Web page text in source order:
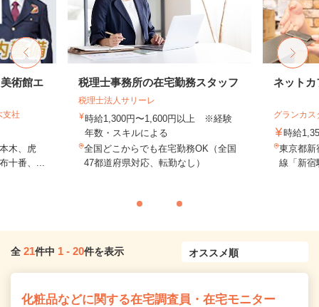
術館エ
社
木、虎
十番、...
税理士事務所の在宅勤務スタッフ
税理士法人サリーレ
時給1,300円〜1,600円以上 ※経験
年数・スキルによる
全国どこからでも在宅勤務OK（全国
47都道府県対応、転勤なし）
ネットカ
グランカ
時給
東京都新
線「新宿
全 21件中 1 - 20件を表示
化粧品などに関する在宅調査員・在宅モニター